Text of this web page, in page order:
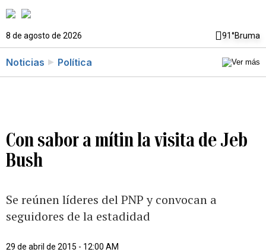
8 de agosto de 2026 91°Bruma
Noticias Política
Con sabor a mítin la visita de Jeb
Bush
Se reúnen líderes del PNP y convocan a
seguidores de la estadidad
29 de abril de 2015 - 12:00 AM